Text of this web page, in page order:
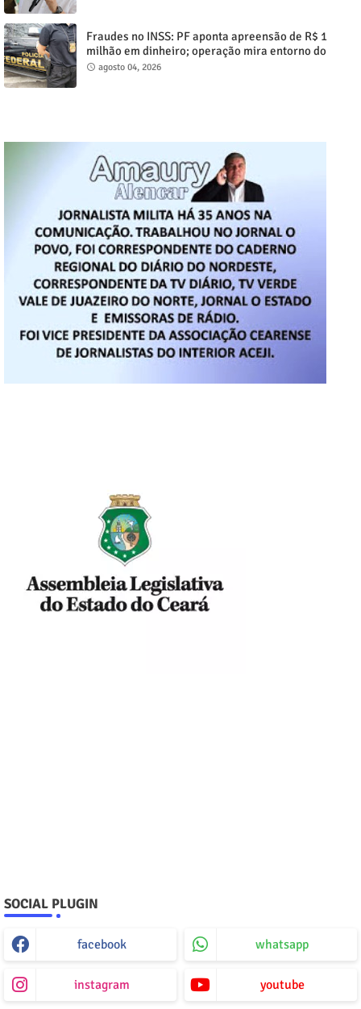
Fraudes no INSS: PF aponta apreensão de R$ 1
milhão em dinheiro; operação mira entorno do
senador Weverton Rocha
agosto 04, 2026
SOCIAL PLUGIN
facebook whatsapp
instagram youtube